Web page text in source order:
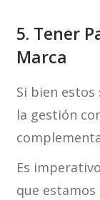
5. Tener
Marca
Si bien
la gestión
Es
que estamos